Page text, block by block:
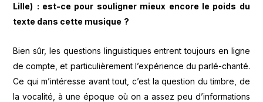
Lille) : est-ce pour souligner mieux encore le poids du
texte dans cette musique ?
Bien sûr, les questions linguistiques entrent toujours en ligne
de compte, et particulièrement l’expérience du parlé-chanté.
Ce qui m’intéresse avant tout, c’est la question du timbre, de
la vocalité, à une époque où on a assez peu d’informations